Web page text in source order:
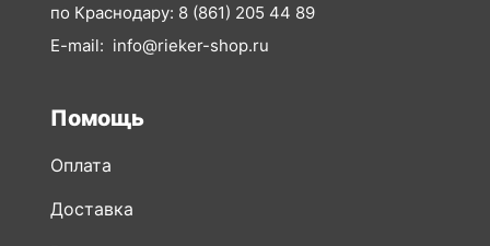
по Краснодару: 8 (861) 205 44 89
E-mail: info@rieker-shop.ru
Помощь
Оплата
Доставка